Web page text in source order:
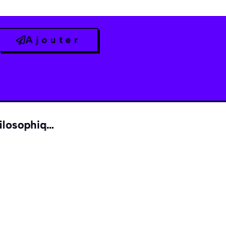
Ajouter
personnelle